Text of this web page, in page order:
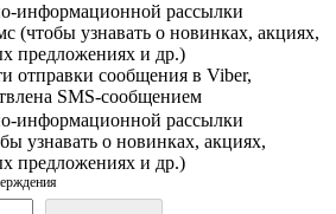
информационной рассылки
(чтобы узнавать о новинках, акциях,
предложениях и др.)
отправки сообщения в Viber,
SMS-сообщением
информационной рассылки
узнавать о новинках, акциях,
предложениях и др.)